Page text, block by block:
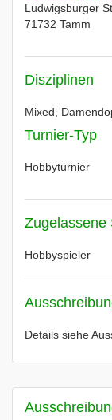
Ludwigsburger
71732 Tamm
Disziplinen
Mixed,
Turnier-Typ
Hobbyturnier
Zugelassene
Hobbyspieler
Details siehe